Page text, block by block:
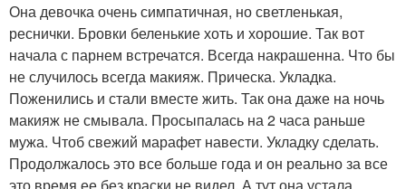
Она девочка очень симпатичная, но светленькая,
реснички. Бровки беленькие хоть и хорошие. Так вот
начала с парнем встречатся. Всегда накрашенна. Что бы
не случилось всегда макияж. Прическа. Укладка.
Поженились и стали вместе жить. Так она даже на ночь
макияж не смывала. Просыпалась на 2 часа раньше
мужа. Чтоб свежий марафет навести. Укладку сделать.
Продолжалось это все больше года и он реально за все